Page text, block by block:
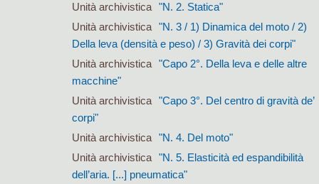
Unità archivistica "N. 2. Statica"
Unità archivistica "N. 3 / 1) Dinamica del moto / 2)
Della leva (densità e peso) / 3) Gravità dei corpi"
Unità archivistica "Capo 2°. Della leva e delle altre
macchine"
Unità archivistica "Capo 3°. Del centro di gravità de’
corpi"
Unità archivistica "N. 4. Del moto"
Unità archivistica "N. 5. Elasticità ed espandibilità
dell’aria. [...] pneumatica"